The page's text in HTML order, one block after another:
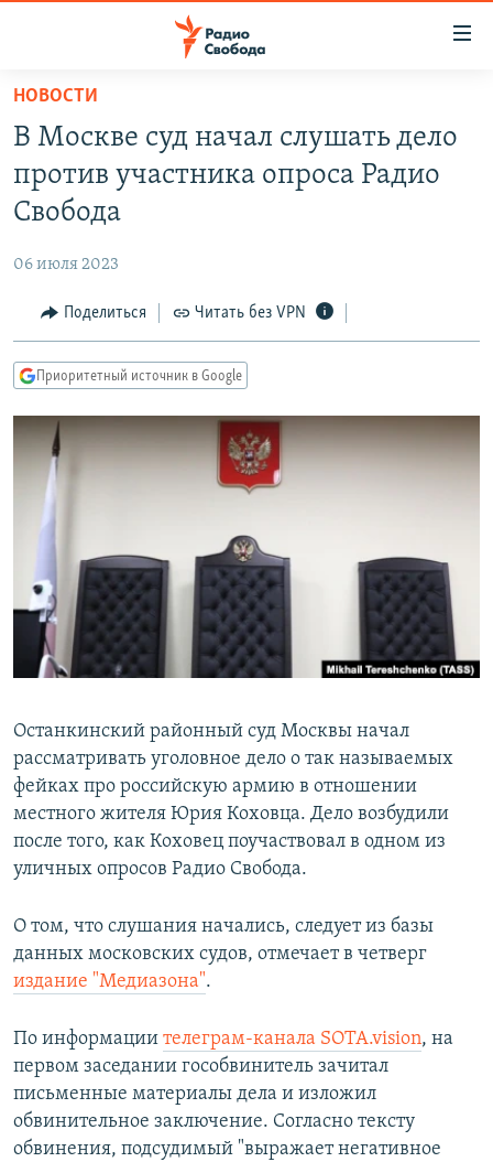
упрощенного
доступа
основному
Вернутся
Вернутся
поиску
АВТОРСКИЕ ПРОЕКТЫ
МНЕНИЯ
КУЛЬТУРА
КАВКАЗ.РЕАЛИИ
СЕВЕР.РЕАЛИИ
СИБИРЬ.РЕАЛИИ
РАСПИСАНИЕ ВЕЩАНИЯ
ПОДПИШИТЕСЬ НА РАССЫЛКУ
СОЦИАЛЬНЫЕ СЕТИ
Все сайты РСЕ/РС
НОВОСТИ
В Москве суд начал слушать дело
против участника опроса Радио
Свобода
06 июля 2023
Поделиться Читать без VPN
Приоритетный источник в Google
Останкинский районный суд Москвы начал
рассматривать уголовное дело о так называемых
фейках про российскую армию в отношении
местного жителя Юрия Коховца. Дело возбудили
после того, как Коховец поучаствовал в одном из
уличных опросов Радио Свобода.
О том, что слушания начались, следует из базы
данных московских судов, отмечает в четверг
издание "Медиазона".
По информации телеграм-канала SOTA.vision, на
первом заседании гособвинитель зачитал
письменные материалы дела и изложил
обвинительное заключение. Согласно тексту
обвинения, подсудимый "выражает негативное